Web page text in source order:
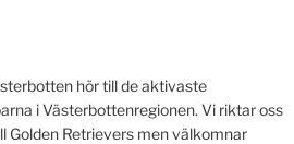
hör till de aktivaste
i Västerbottenregionen. Vi riktar oss
Golden Retrievers men välkomnar